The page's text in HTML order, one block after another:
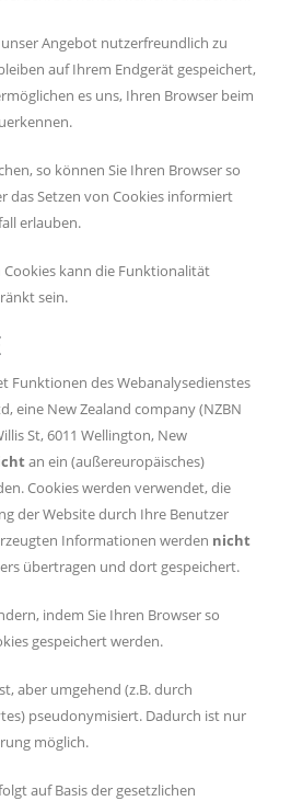
Angebot nutzerfreundlich zu
auf Ihrem Endgerät gespeichert,
es uns, Ihren Browser beim
so können Sie Ihren Browser so
das Setzen von Cookies informiert
erlauben.
kann die Funktionalität
sein.
Funktionen des Webanalysedienstes
eine New Zealand company (NZBN
St, 6011 Wellington, New
an ein (außereuropäisches)
Cookies werden verwendet, die
der Website durch Ihre Benutzer
Informationen werden nicht
übertragen und dort gespeichert.
indem Sie Ihren Browser so
gespeichert werden.
aber umgehend (z.B. durch
pseudonymisiert. Dadurch ist nur
möglich.
auf Basis der gesetzlichen